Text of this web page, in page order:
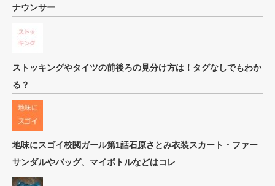
ナウンサー
ストッキングやタイツの前後ろの見分け方は！タグなしでもわか
る？
地味にスゴイ校閲ガール第1話石原さとみ衣装スカート・ファー
サンダルやバッグ、マイボトルなどはコレ